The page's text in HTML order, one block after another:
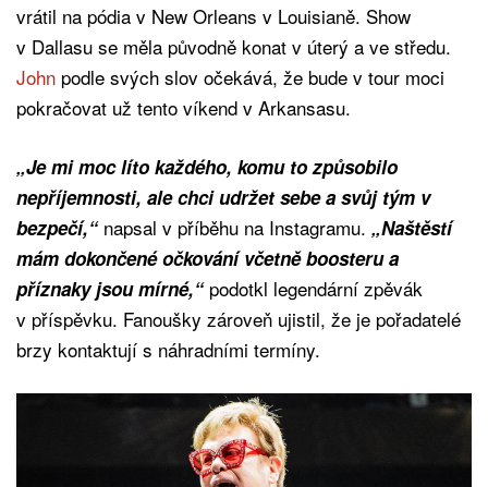
vrátil na pódia v New Orleans v Louisianě. Show
v Dallasu se měla původně konat v úterý a ve středu.
John podle svých slov očekává, že bude v tour moci
pokračovat už tento víkend v Arkansasu.
„Je mi moc líto každého, komu to způsobilo
nepříjemnosti, ale chci udržet sebe a svůj tým v
bezpečí,“ napsal v příběhu na Instagramu. „Naštěstí
mám dokončené očkování včetně boosteru a
příznaky jsou mírné,“ podotkl legendární zpěvák
v příspěvku. Fanoušky zároveň ujistil, že je pořadatelé
brzy kontaktují s náhradními termíny.